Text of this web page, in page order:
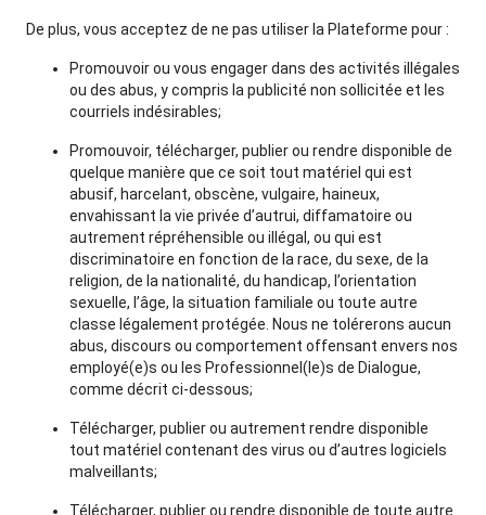
De plus, vous acceptez de ne pas utiliser la Plateforme pour :
Promouvoir ou vous engager dans des activités illégales
ou des abus, y compris la publicité non sollicitée et les
courriels indésirables;
Promouvoir, télécharger, publier ou rendre disponible de
quelque manière que ce soit tout matériel qui est
abusif, harcelant, obscène, vulgaire, haineux,
envahissant la vie privée d’autrui, diffamatoire ou
autrement répréhensible ou illégal, ou qui est
discriminatoire en fonction de la race, du sexe, de la
religion, de la nationalité, du handicap, l’orientation
sexuelle, l’âge, la situation familiale ou toute autre
classe légalement protégée. Nous ne tolérerons aucun
abus, discours ou comportement offensant envers nos
employé(e)s ou les Professionnel(le)s de Dialogue,
comme décrit ci-dessous;
Télécharger, publier ou autrement rendre disponible
tout matériel contenant des virus ou d’autres logiciels
malveillants;
Télécharger, publier ou rendre disponible de toute autre